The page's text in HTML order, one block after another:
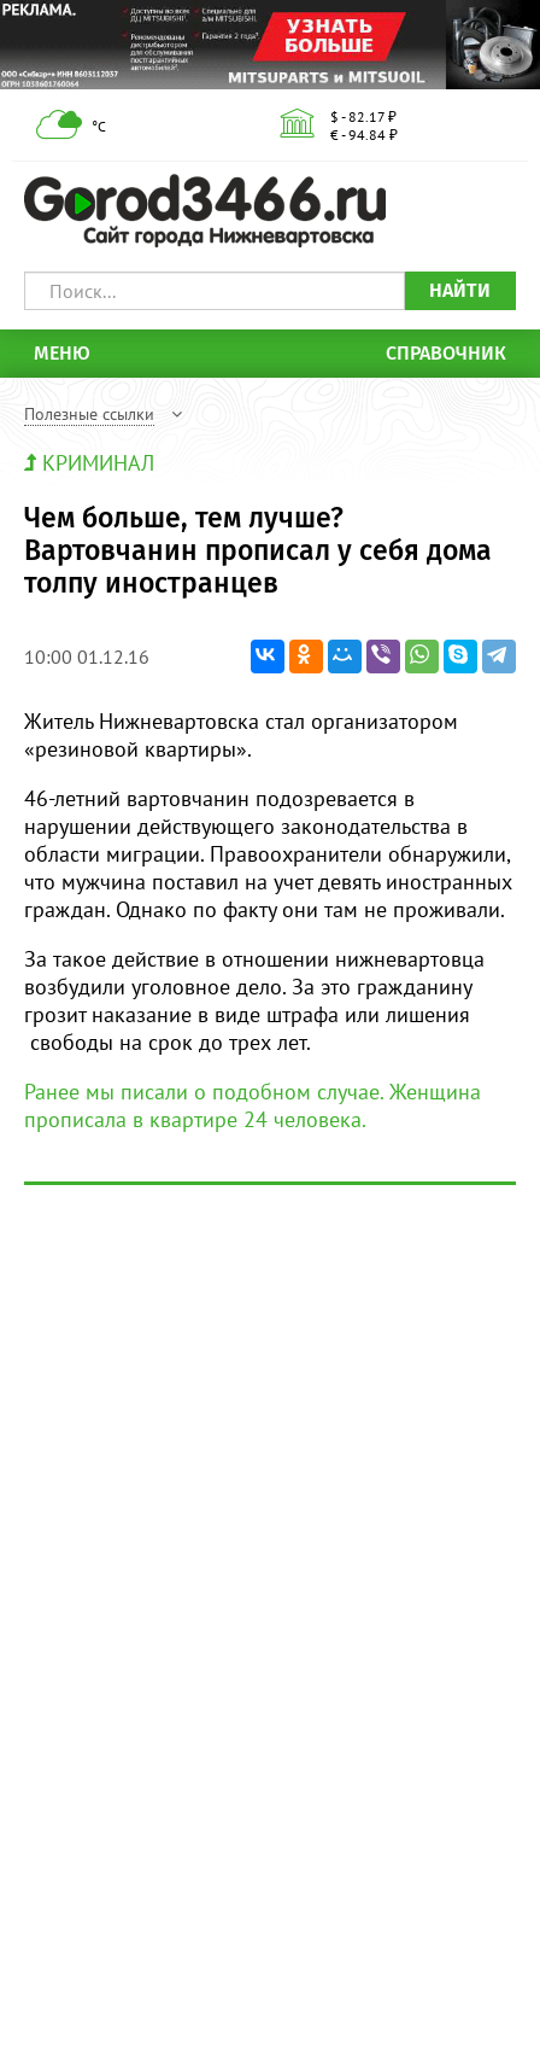
°С
$ - 82.17 ₽
€ - 94.84 ₽
НАЙТИ
МЕНЮ СПРАВОЧНИК
Полезные ссылки
КРИМИНАЛ
Чем больше, тем лучше?
Вартовчанин прописал у себя дома
толпу иностранцев
10:00 01.12.16
Житель Нижневартовска стал организатором
«резиновой квартиры».
46-летний вартовчанин подозревается в
нарушении действующего законодательства в
области миграции. Правоохранители обнаружили,
что мужчина поставил на учет девять иностранных
граждан. Однако по факту они там не проживали.
За такое действие в отношении нижневартовца
возбудили уголовное дело. За это гражданину
грозит наказание в виде штрафа или лишения
свободы на срок до трех лет.
Ранее мы писали о подобном случае. Женщина
прописала в квартире 24 человека.